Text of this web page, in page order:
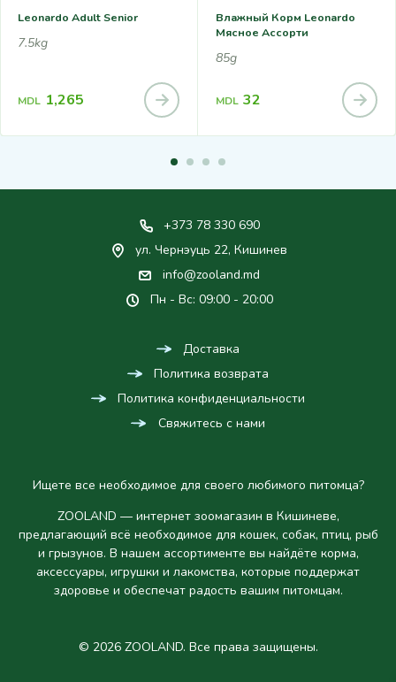
Leonardo Adult Senior
7.5kg
MDL 1,265
Влажный Корм Leonardo
Мясное Ассорти
85g
MDL 32
+373 78 330 690
ул. Чернэуць 22, Кишинев
info@zooland.md
Пн - Вс: 09:00 - 20:00
Доставка
Политика возврата
Политика конфиденциальности
Свяжитесь с нами
Ищете все необходимое для своего любимого питомца?
ZOOLAND — интернет зоомагазин в Кишиневе,
предлагающий всё необходимое для кошек, собак, птиц, рыб
и грызунов. В нашем ассортименте вы найдёте корма,
аксессуары, игрушки и лакомства, которые поддержат
здоровье и обеспечат радость вашим питомцам.
© 2026 ZOOLAND. Все права защищены.